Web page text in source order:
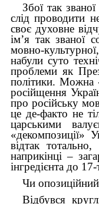
Збої так
слід проводити
своє духовне
ім’я так званої
мовно-
набули суто
проблеми як
політики. Можна
російщення
про російську
це де-факто не
царськими
«декомпозиції»
відтак
наприкінці –
інгредієнта до
Чи
Відбувся